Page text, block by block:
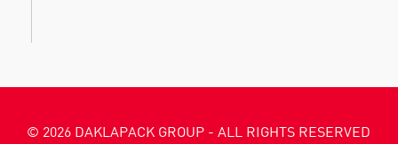
© 2026 DAKLAPACK GROUP - ALL RIGHTS RESERVED